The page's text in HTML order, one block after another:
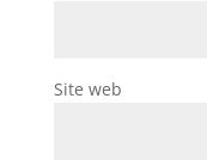
Site web